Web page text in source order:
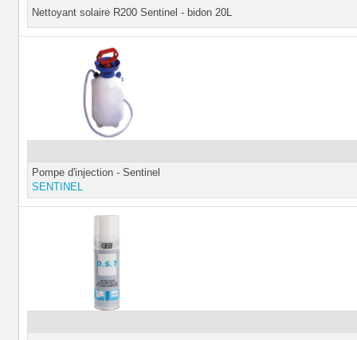
Nettoyant solaire R200 Sentinel - bidon 20L
Pompe d'injection - Sentinel
SENTINEL